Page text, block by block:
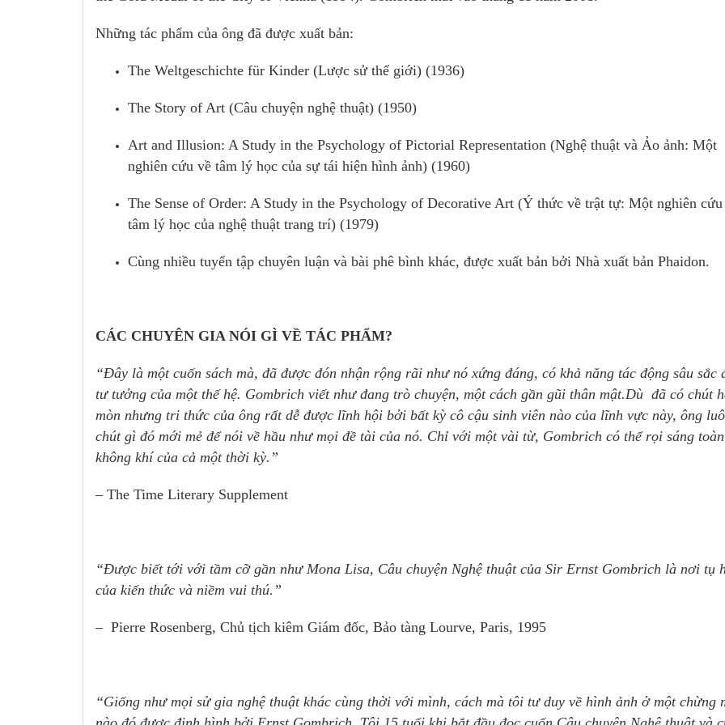
Những tác phẩm của ông đã được xuất bản:
The Weltgeschichte für Kinder (Lược sử thế giới) (1936)
The Story of Art (Câu chuyện nghệ thuật) (1950)
Art and Illusion: A Study in the Psychology of Pictorial Representation (Nghệ thuật và Ảo ảnh: Một
nghiên cứu về tâm lý học của sự tái hiện hình ảnh) (1960)
The Sense of Order: A Study in the Psychology of Decorative Art (Ý thức về trật tự: Một nghiên
tâm lý học của nghệ thuật trang trí) (1979)
Cùng nhiều tuyển tập chuyên luận và bài phê bình khác, được xuất bản bởi Nhà xuất bản Phaidon.
CÁC CHUYÊN GIA NÓI GÌ VỀ TÁC PHẨM?
“Đây là một cuốn sách mà, đã được đón nhận rộng rãi như nó xứng đáng, có khả năng tác động sâu sắc
tư tưởng của một thế hệ. Gombrich viết như đang trò chuyện, một cách gần gũi thân mật.Dù đã có chút
mòn nhưng tri thức của ông rất dễ được lĩnh hội bởi bất kỳ cô cậu sinh viên nào của lĩnh vực này, ông
chút gì đó mới mẻ để nói về hầu như mọi đề tài của nó. Chỉ với một vài từ, Gombrich có thể rọi sáng
không khí của cả một thời kỳ.”
– The Time Literary Supplement
“Được biết tới với tầm cỡ gần như Mona Lisa, Câu chuyện Nghệ thuật của Sir Ernst Gombrich là nơi tụ
của kiến thức và niềm vui thú.”
– Pierre Rosenberg, Chủ tịch kiêm Giám đốc, Bảo tàng Lourve, Paris, 1995
“Giống như mọi sử gia nghệ thuật khác cùng thời với mình, cách mà tôi tư duy về hình ảnh ở một chừng